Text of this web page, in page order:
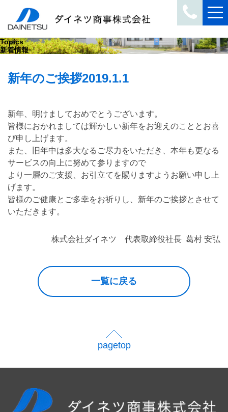
Topics
新着情報
新年のご挨拶2019.1.1
新年、明けましておめでとうございます。
皆様におかれましては輝かしい新年をお迎えのこととお喜
び申し上げます。
また、旧年中は多大なるご尽力をいただき、本年も更なる
サービスの向上に努めて参りますので
より一層のご支援、お引立てを賜りますようお願い申し上
げます。
皆様のご健康とご多幸をお祈りし、新年のご挨拶とさせて
いただきます。
株式会社ダイネツ 代表取締役社長 葛村 安弘
一覧に戻る
pagetop